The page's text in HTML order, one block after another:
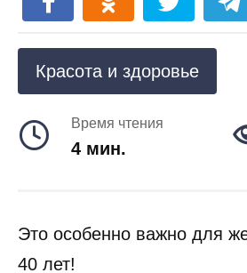
Красота и здоровье
Время чтения
4 мин.
Это особенно важно для
40 лет!